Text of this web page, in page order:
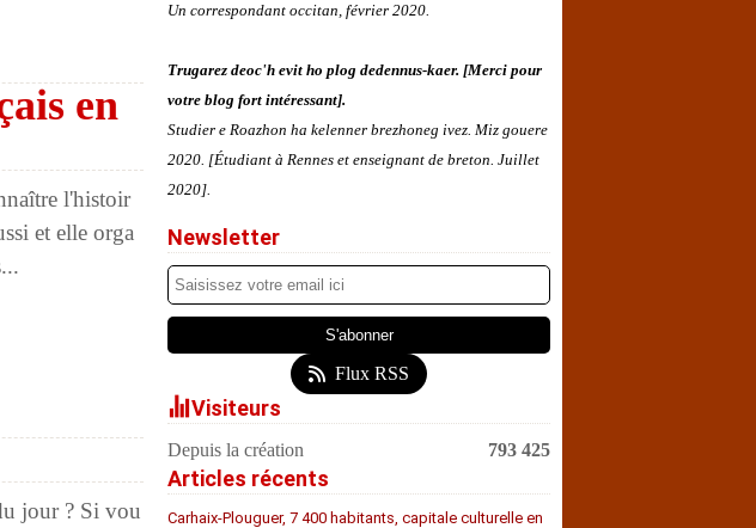
en
l'histoir
et elle orga
jour ? Si vou
Un correspondant occitan, février 2020.
Trugarez deoc'h evit ho plog dedennus-kaer. [Merci pour
votre blog fort intéressant].
Studier e Roazhon ha kelenner brezhoneg ivez. Miz gouere
2020. [Étudiant à Rennes et enseignant de breton. Juillet
2020].
Newsletter
Flux RSS
Visiteurs
Depuis la création 793 425
Articles récents
Carhaix-Plouguer, 7 400 habitants, capitale culturelle en